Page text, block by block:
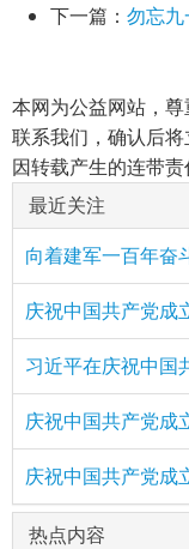
下一篇： 勿忘
本网为公益网站，
联系我们，确认后
因转载产生的连带责
最近关注
向着建军一百年奋
庆祝中国共产党成
习近平在庆祝中国
庆祝中国共产党成
庆祝中国共产党成
热点内容